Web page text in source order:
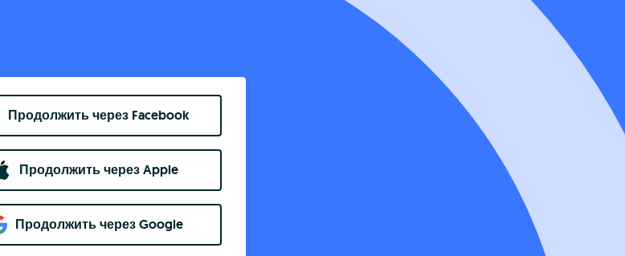
Продолжить через Facebook
Продолжить через Apple
Продолжить через Google